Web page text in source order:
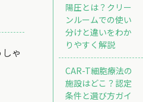
ゃ
陽圧とは？クリー
ンルームでの使い
分けと違いをわか
りやすく解説
CAR-T細胞療法の
施設はどこ？認定
条件と選び方ガイ